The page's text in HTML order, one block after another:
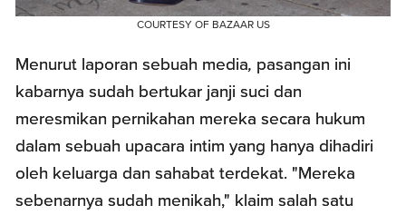
COURTESY OF BAZAAR US
Menurut laporan sebuah media, pasangan ini
kabarnya sudah bertukar janji suci dan
meresmikan pernikahan mereka secara hukum
dalam sebuah upacara intim yang hanya dihadiri
oleh keluarga dan sahabat terdekat. "Mereka
sebenarnya sudah menikah," klaim salah satu